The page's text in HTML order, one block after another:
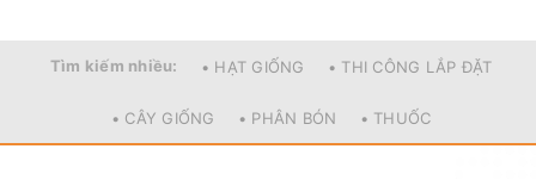
Tìm kiếm nhiều: • HẠT GIỐNG • THI CÔNG LẮP ĐẶT
• CÂY GIỐNG • PHÂN BÓN • THUỐC